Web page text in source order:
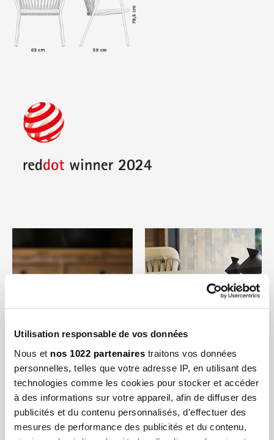
Utilisation responsable de vos données
Nous et nos 1022 partenaires traitons vos données
personnelles, telles que votre adresse IP, en utilisant des
technologies comme les cookies pour stocker et accéder
à des informations sur votre appareil, afin de diffuser des
publicités et du contenu personnalisés, d'effectuer des
mesures de performance des publicités et du contenu,